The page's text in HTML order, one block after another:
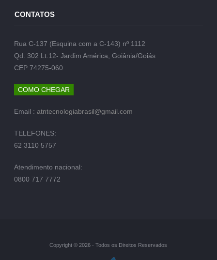
CONTATOS
Rua C-137 (Esquina com a C-143) nº 1112
Qd. 302 Lt.12- Jardim América, Goiânia/Goiás
CEP 74275-060
COMO CHEGAR
Email : atntecnologiabrasil@gmail.com
TELEFONES:
62 3110 5757
Atendimento nacional:
0800 717 7772
Copyright © 2026 - Todos os Direitos Reservados